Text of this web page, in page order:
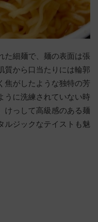
た細麺で、麺の表面は張
質から口当たりには輪郭
焦がしたような独特の芳
うに洗練されていない時
けっして高級感のある麺
ルジックなテイストも魅